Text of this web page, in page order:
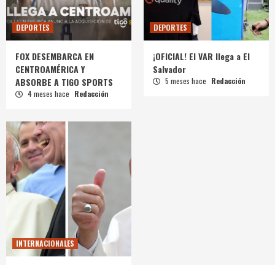
DEPORTES
FOX DESEMBARCA EN
CENTROAMÉRICA Y
ABSORBE A TIGO SPORTS
4 meses hace Redacción
DEPORTES
¡OFICIAL! El VAR llega a El
Salvador
5 meses hace Redacción
INTERNACIONALES